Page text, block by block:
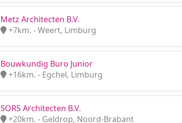
Metz Architecten B.V.
+7km. - Weert, Limburg
Bouwkundig Buro Junior
+16km. - Egchel, Limburg
SORS Architecten B.V.
+20km. - Geldrop, Noord-Brabant